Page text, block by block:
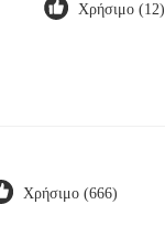
Χρήσιμο (12)
Χρήσιμο (666)